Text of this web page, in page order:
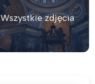
Wszystkie zdjęcia